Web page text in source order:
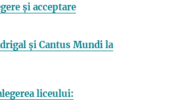
și acceptare
și Cantus Mundi la
liceului: